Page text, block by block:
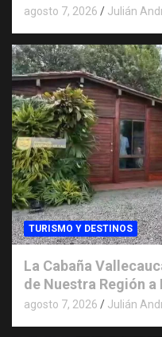
agosto 7, 2026 Julián
TURISMO Y DESTINOS
La Cabaña
de Nuestra Región
agosto 7, 2026 Julián